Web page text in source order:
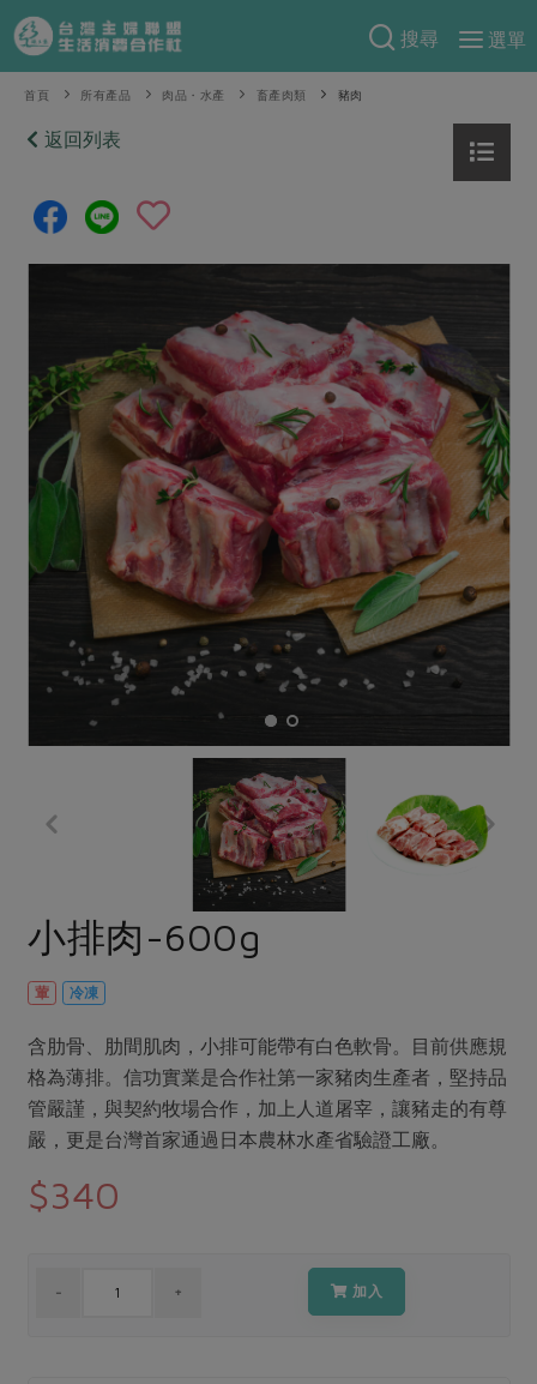
搜尋
選單
產品分類
當季蔬果
芽苗類
辛香料類
奶蛋豆・五穀
蛋 乳製品
豆製品 米麵雜糧
肉品・水產
畜產肉類 水產
水畜加工品
調理食材・點心
調味醬料/南北貨
休閒零嘴 沖泡飲品
家庭清潔
日用品
最新產品
優惠專區
素食專區
食譜料理
食材
海鮮
常備菜
蔬食
蛋料理
料理方式
烘焙．點心
湯品．鍋物
主題食譜
養身食補
節慶大餐
高麗菜海鮮煎餅
特別企畫
預購活動
防災用品預購圓滿結束
2026年端午節預購圓滿結束
更多預購活動
當季產品
合作25-經典快閃最後一週
合作25-精選產品第四彈
合作25-精選產品第三彈
更多當季產品
主婦聯盟X樂齡網特約優惠案
2024農業發展計畫年度報告
更多議題活動
把最好的台灣味帶回家！
綠主張
主婦食堂 一籃菜真心話
社內大小事 合作聯合國
產品故事 生活提案
樂齡生活 親子食育
關注議題
減硝酸鹽 惜食
非基改運動
廢核運動 能源議題
減塑減廢
公益金 食農教育
生活者e週報
綠主張月刊
典藏閱覽室
認識合作社
關於我們
合作社組織
員工與求才
產品檢驗
自主把關
檢驗報告
社員權益
選舉專區
最新消息
媒體報導
下載專區
地區活動
活動報下載
重要公告
首頁 所有產品 肉品・水產 畜產肉類 豬肉
返回列表
小排肉-600g
葷 冷凍
含肋骨、肋間肌肉，小排可能帶有白色軟骨。目前供應規
格為薄排。信功實業是合作社第一家豬肉生產者，堅持品
管嚴謹，與契約牧場合作，加上人道屠宰，讓豬走的有尊
嚴，更是台灣首家通過日本農林水產省驗證工廠。
$340
加入